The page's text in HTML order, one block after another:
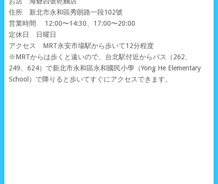
住所 新北市永和區秀朗路一段102號
営業時間 12:00〜14:30、17:00〜20:00
定休日 日曜日
アクセス MRT永安市場駅から歩いて12分程度
※MRTからは歩くと遠いので、台北駅付近からバス（262、
249、624）で新北市永和區永和國民小學（Yong He Elementary
School）で降りると歩いてすぐにアクセスできます。